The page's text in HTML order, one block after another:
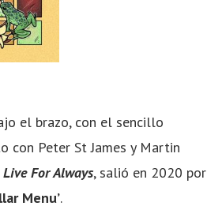
el brazo, con el sencillo
con Peter St James y Martin
For Always, salió en 2020 por
Menu’.